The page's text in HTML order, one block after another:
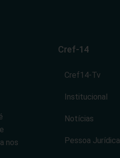
nos
Cref-14
Cref14-Tv
Institucional
Notícias
Pessoa Jurídica